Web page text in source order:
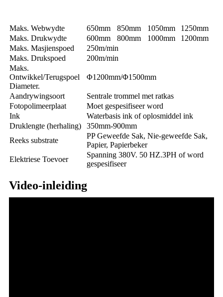
Maks. Webwydte
650mm 850mm 1050mm
1250mm
Maks. Drukwydte
600mm 800mm 1000mm
1200mm
Maks. Masjienspoed
250m/min
Maks. Drukspoed
200m/min
Maks.
Ontwikkel/Terugspoel
Diameter.
Φ1200mm/Φ1500mm
Aandrywingsoort
Sentrale trommel met ratkas
Fotopolimeerplaat
Moet gespesifiseer word
Ink
Waterbasis ink of oplosmiddel ink
Druklengte (herhaling)
350mm-900mm
Reeks substrate
PP Geweefde Sak, Nie-geweefde Sak,
Papier, Papierbeker
Elektriese Toevoer
Spanning 380V. 50 HZ.3PH of word
gespesifiseer
Video-inleiding